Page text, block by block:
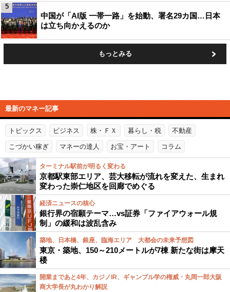
中国が「AI版 一帯一路」を始動、署名29カ国…日本
は立ち向かえるのか
5
もっとみる
最新のマネー記事
トピックス ビジネス 株・ＦＸ 暮らし・税 不動産
こづかい稼ぎ マネーの達人 お宝・アート コラム
ターミナル駅前が明るく変わる
京都駅東部エリア、芸大移転が流れを変えた、生まれ
変わった崇仁地区を回廊でめぐる
経済ニュースの核心
銀行界の宿願テーマ…vs証券「ファイアウォール規
制」の緩和は波乱含み
築地、日本橋、銀座、臨海エリア 大都会の未来予想図
東京・築地、150～210メートルが7棟 新たな街は摩天
楼
開業まであと4年、カジノIR、ギャンブル学の権威・丸岡一郎大阪
商大学長が丸わかり解説